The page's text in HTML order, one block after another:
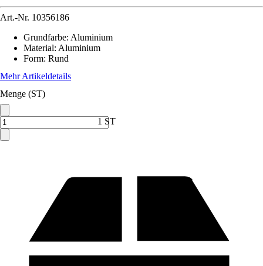
Art.-Nr. 10356186
Grundfarbe: Aluminium
Material: Aluminium
Form: Rund
Mehr Artikeldetails
Menge (ST)
1 ST